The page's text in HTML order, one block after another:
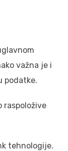
važna je i
podatke.
raspoložive
tehnologije.